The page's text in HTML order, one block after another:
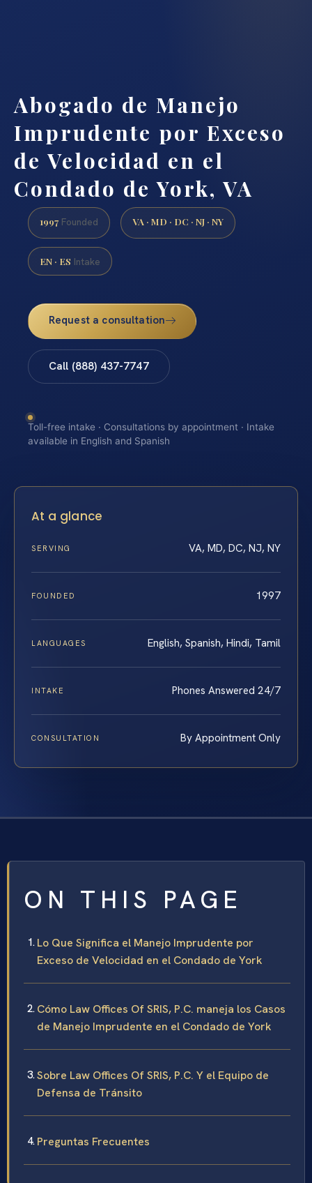
Abogado de Manejo
Imprudente por Exceso
de Velocidad en el
Condado de York, VA
1997 Founded VA · MD · DC · NJ · NY
EN · ES Intake
Request a consultation
Call (888) 437-7747
Toll-free intake · Consultations by appointment · Intake
available in English and Spanish
At a glance
SERVING VA, MD, DC, NJ, NY
FOUNDED 1997
LANGUAGES English, Spanish, Hindi, Tamil
INTAKE Phones Answered 24/7
CONSULTATION By Appointment Only
ON THIS PAGE
Lo Que Significa el Manejo Imprudente por
Exceso de Velocidad en el Condado de York
Cómo Law Offices Of SRIS, P.C. maneja los Casos
de Manejo Imprudente en el Condado de York
Sobre Law Offices Of SRIS, P.C. Y el Equipo de
Defensa de Tránsito
Preguntas Frecuentes